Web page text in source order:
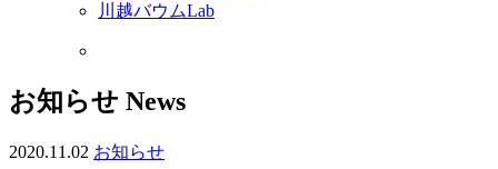
川越バウムLab
お知らせ News
2020.11.02 お知らせ